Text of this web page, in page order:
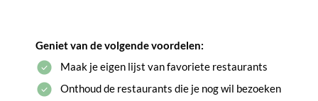
Geniet van de volgende voordelen:
Maak je eigen lijst van favoriete restaurants
Onthoud de restaurants die je nog wil bezoeken